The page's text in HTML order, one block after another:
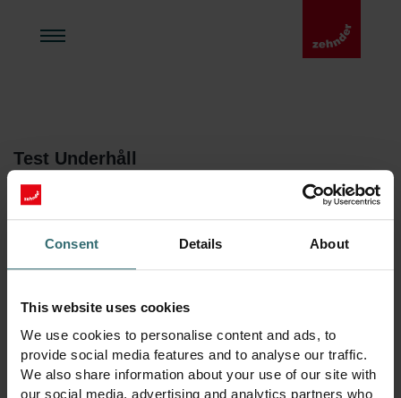
Consent Details About
This website uses cookies
We use cookies to personalise content and ads, to
provide social media features and to analyse our traffic.
We also share information about your use of our site with
our social media, advertising and analytics partners who
Test Underhåll
För maximal livslängd och effektiv drift av ventilationssystemet.
Begär mer information här
Underhåll
För maximal livslängd och effektiv drift av ventilationssystemet.